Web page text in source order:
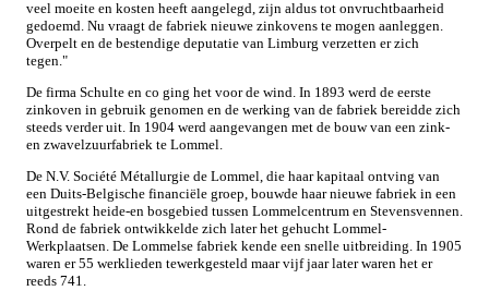
veel moeite en kosten heeft aangelegd, zijn aldus tot onvruchtbaarheid
gedoemd. Nu vraagt de fabriek nieuwe zinkovens te mogen aanleggen.
Overpelt en de bestendige deputatie van Limburg verzetten er zich
tegen."
De firma Schulte en co ging het voor de wind. In 1893 werd de eerste
zinkoven in gebruik genomen en de werking van de fabriek bereidde zich
steeds verder uit. In 1904 werd aangevangen met de bouw van een zink-
en zwavelzuurfabriek te Lommel.
De N.V. Société Métallurgie de Lommel, die haar kapitaal ontving van
een Duits-Belgische financiële groep, bouwde haar nieuwe fabriek in een
uitgestrekt heide-en bosgebied tussen Lommelcentrum en Stevensvennen.
Rond de fabriek ontwikkelde zich later het gehucht Lommel-
Werkplaatsen. De Lommelse fabriek kende een snelle uitbreiding. In 1905
waren er 55 werklieden tewerkgesteld maar vijf jaar later waren het er
reeds 741.